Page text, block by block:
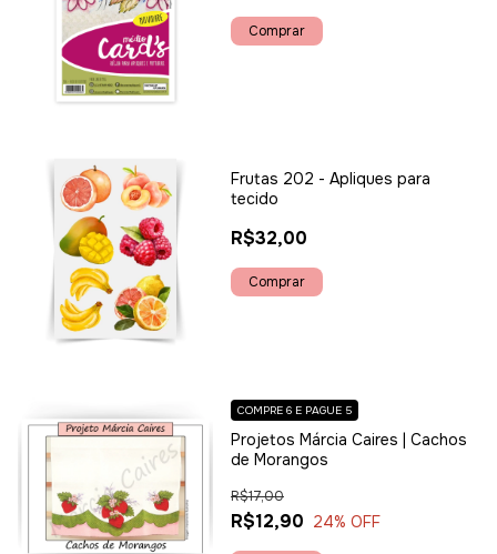
Frutas 202 - Apliques para
tecido
R$32,00
Projetos Márcia Caires | Cachos
de Morangos
R$12,90
R$17,00
24% OFF
COMPRE 6 E PAGUE 5